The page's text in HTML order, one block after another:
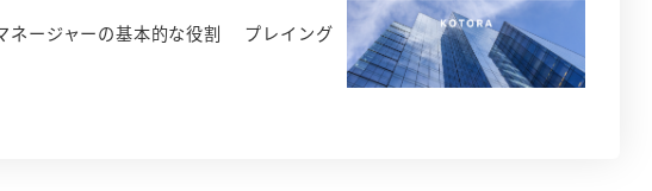
ネージャーの基本的な役割 プレイング